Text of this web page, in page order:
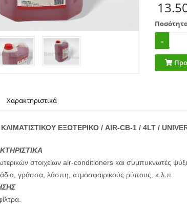
Χαρακτηριστικά
ΕΞΩΤΕΡΙΚΟ / AIR-CB-1 / 4LT /
στοιχείων air-conditioners και συμπυκνωτές
γράσσα, λάσπη, ατμοσφαιρικούς ρύπους, κ.λ.π.